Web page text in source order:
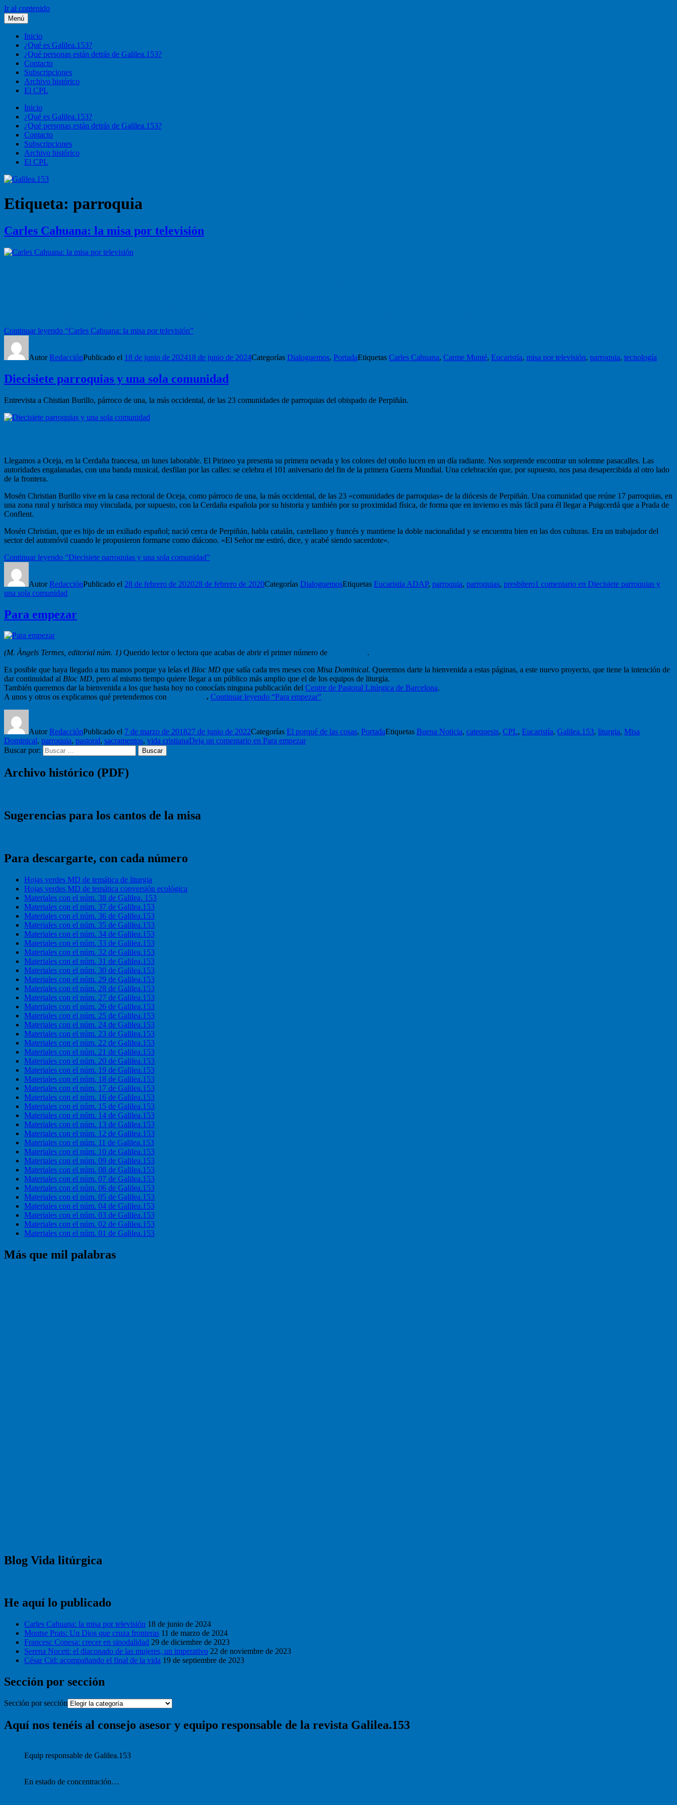
Ir al contenido
Galilea.153
Liturgia, pastoral, vida cristiana
Menú
Inicio
¿Qué es Galilea.153?
¿Qué personas están detrás de Galilea.153?
Contacto
Subscripciones
Archivo histórico
El CPL
Inicio
¿Qué es Galilea.153?
¿Qué personas están detrás de Galilea.153?
Contacto
Subscripciones
Archivo histórico
El CPL
Etiqueta: parroquia
Carles Cahuana: la misa por televisión
Continuar leyendo “Carles Cahuana: la misa por televisión”
AutorRedacciónPublicado el 18 de junio de 202418 de junio de 2024Categorías Dialoguemos, PortadaEtiquetas Carles Cahuana, Carme Munté, Eucaristía, misa por televisión, parroquia, tecnología
Diecisiete parroquias y una sola comunidad
Entrevista a Chistian Burillo, párroco de una, la más occidental, de las 23 comunidades de parroquias del obispado de Perpiñán.
Llegamos a Oceja, en la Cerdaña francesa, un lunes laborable. El Pirineo ya presenta su primera nevada y los colores del otoño lucen en un día radiante. Nos sorprende encontrar un solemne pasacalles. Las
autoridades engalanadas, con una banda musical, desfilan por las calles: se celebra el 101 aniversario del fin de la primera Guerra Mundial. Una celebración que, por supuesto, nos pasa desapercibida al otro lado
de la frontera.
Mosén Christian Burillo vive en la casa rectoral de Oceja, como párroco de una, la más occidental, de las 23 «comunidades de parroquias» de la diócesis de Perpiñán. Una comunidad que reúne 17 parroquias, en
una zona rural y turística muy vinculada, por supuesto, con la Cerdaña española por su historia y también por su proximidad física, de forma que en invierno es más fácil para él llegar a Puigcerdá que a Prada de
Conflent.
Mosén Christian, que es hijo de un exiliado español; nació cerca de Perpiñán, habla catalán, castellano y francés y mantiene la doble nacionalidad y se encuentra bien en las dos culturas. Era un trabajador del
sector del automóvil cuando le propusieron formarse como diácono. «El Señor me estiró, dice, y acabé siendo sacerdote».
Continuar leyendo “Diecisiete parroquias y una sola comunidad”
AutorRedacciónPublicado el 28 de febrero de 202028 de febrero de 2020Categorías DialoguemosEtiquetas Eucaristia ADAP, parroquia, parroquias, presbítero1 comentario en Diecisiete parroquias y
una sola comunidad
Para empezar
(M. Àngels Termes, editorial núm. 1) Querido lector o lectora que acabas de abrir el primer número de
.
Es posible que haya llegado a tus manos porque ya leías el Bloc MD que salía cada tres meses con Misa Dominical. Queremos darte la bienvenida a estas páginas, a este nuevo proyecto, que tiene la intención de
dar continuidad al Bloc MD, pero al mismo tiempo quiere llegar a un público más amplio que el de los equipos de liturgia.
También queremos dar la bienvenida a los que hasta hoy no conocíais ninguna publicación del Centre de Pastoral Litúrgica de Barcelona.
A unos y otros os explicamos qué pretendemos con
. Continuar leyendo “Para empezar”
AutorRedacciónPublicado el 7 de marzo de 201827 de junio de 2022Categorías El porqué de las cosas, PortadaEtiquetas Buena Noticia, catequesis, CPL, Eucaristía, Galilea.153, liturgia, Misa
Dominical, parroquia, pastoral, sacramentos, vida cristianaDeja un comentario en Para empezar
Buscar por:
Buscar
Archivo histórico (PDF)
Sugerencias para los cantos de la misa
Para descargarte, con cada número
Hojas verdes MD de temática de liturgia
Hojas verdes MD de temática conversión ecológica
Materiales con el núm. 38 de Galilea. 153
Materiales con el núm. 37 de Galilea.153
Materiales con el núm. 36 de Galilea.153
Materiales con el núm. 35 de Galilea.153
Materiales con el núm. 34 de Galilea.153
Materiales con el núm. 33 de Galilea.153
Materiales con el núm. 32 de Galilea.153
Materiales con el núm. 31 de Galilea.153
Materiales con el núm. 30 de Galilea.153
Materiales con el núm. 29 de Galilea.153
Materiales con el núm. 28 de Galilea.153
Materiales con el núm. 27 de Galilea.153
Materiales con el núm. 26 de Galilea.153
Materiales con el núm. 25 de Galilea.153
Materiales con el núm. 24 de Galilea.153
Materiales con el núm. 23 de Galilea.153
Materiales con el núm. 22 de Galilea.153
Materiales con el núm. 21 de Galilea.153
Materiales con el núm. 20 de Galilea.153
Materiales con el núm. 19 de Galilea.153
Materiales con el núm. 18 de Galilea.153
Materiales con el núm. 17 de Galilea.153
Materiales con el núm. 16 de Galilea.153
Materiales con el núm. 15 de Galilea.153
Materiales con el núm. 14 de Galilea.153
Materiales con el núm. 13 de Galilea.153
Materiales con el núm. 12 de Galilea.153
Materiales con el núm. 11 de Galilea.153
Materiales con el núm. 10 de Galilea.153
Materiales con el núm. 09 de Galilea.153
Materiales con el núm. 08 de Galilea.153
Materiales con el núm. 07 de Galilea.153
Materiales con el núm. 06 de Galilea.153
Materiales con el núm. 05 de Galilea.153
Materiales con el núm. 04 de Galilea.153
Materiales con el núm. 03 de Galilea.153
Materiales con el núm. 02 de Galilea.153
Materiales con el núm. 01 de Galilea.153
Más que mil palabras
Blog Vida litúrgica
He aquí lo publicado
Carles Cahuana: la misa por televisión 18 de junio de 2024
Montse Prats: Un Dios que cruza fronteras 11 de marzo de 2024
Francesc Conesa: crecer en sinodalidad 29 de diciembre de 2023
Serena Noceti: el diaconado de las mujeres, un imperativo 22 de noviembre de 2023
César Cid: acompañando el final de la vida 19 de septiembre de 2023
Sección por sección
Sección por sección
Aquí nos tenéis al consejo asesor y equipo responsable de la revista Galilea.153
Equip responsable de Galilea.153
En estado de concentración…